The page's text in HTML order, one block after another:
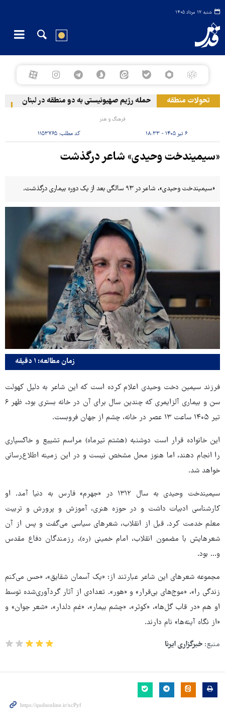
شنبه ۱۷ مرداد ۱۴۰۵
تحولات منطقه حمله رژیم صهیونیستی به دو منطقه در لبنان
فرهنگ و هنر
۶ تیر ۱۴۰۵ - ۱۸:۳۳ کد مطلب:۱۱۵۳۷۶۵
«سیمیندخت وحیدی» شاعر درگذشت
«سیمیندخت وحیدی»، شاعر در ۹۳ سالگی بعد از یک دوره بیماری درگذشت.
زمان مطالعه: ۱ دقیقه
فرزند سیمین دخت وحیدی اعلام کرده است که این شاعر به دلیل کهولت
سن و بیماری آلزایمری که چندین سال برای آن در خانه بستری بود، ظهر ۶
تیر ۱۴۰۵ ساعت ۱۳ عصر در خانه، چشم از جهان فروبست.
این خانواده قرار است دوشنبه (هشتم تیرماه) مراسم تشییع و خاکسپاری
را انجام دهند، اما هنوز محل مشخص نیست و در این زمینه اطلاع‌رسانی
خواهد شد.
سیمیندخت وحیدی به سال ۱۳۱۲ در «جهرم» فارس به دنیا آمد. او
کارشناسی ادبیات داشت و در حوزه‌ هنری، آموزش و پرورش و تربیت
معلم خدمت کرد. قبل از انقلاب، شعرهای سیاسی می‌گفت و پس از آن
شعرهایش با مضمون انقلاب، امام خمینی (ره)، رزمندگان دفاع مقدس
و... بود.
مجموعه شعرهای این شاعر عبارتند از: «یک آسمان شقایق»، «حس می‌کنم
زندگی را»، «موج‌های بی‌قرار» و «هور». تعدادی از آثار گردآوری‌شده توسط
او هم «در قاب گل‌ها»، «کوثر»، «چشم بیمار»، «غم دلدار»، «شعر جوان» و
«از نگاه آینه‌ها» نام دارند.
منبع: خبرگزاری ایرنا